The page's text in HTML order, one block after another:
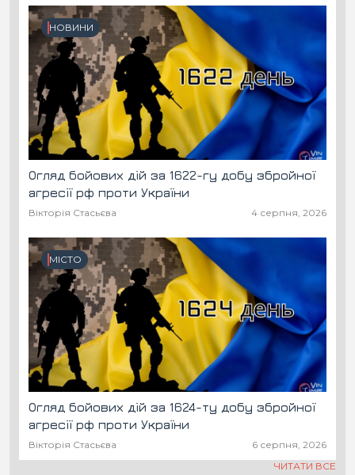
НОВИНИ
Огляд бойових дій за 1622-гу добу збройної
агресії рф проти України
Вікторія Стасьєва 4 серпня, 2026
МІСТО
Огляд бойових дій за 1624-ту добу збройної
агресії рф проти України
Вікторія Стасьєва
6 серпня, 2026
ЧИТАТИ ВСЕ